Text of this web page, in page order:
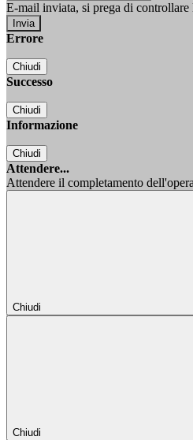
E-mail inviata, si prega di controllare
Errore
Chiudi
Successo
Chiudi
Informazione
Chiudi
Attendere...
Attendere il completamento
Chiudi
Chiudi